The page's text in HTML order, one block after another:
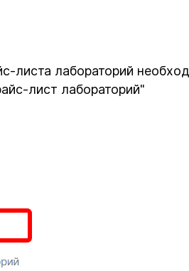
листа лабораторий
лист лабораторий"